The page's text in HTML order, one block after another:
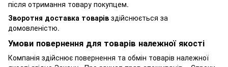
після отримання товару покупцем.
Зворотня доставка товарів здійснюється за
домовленістю.
Умови повернення для товарів належної якості
Компанія здійснює повернення та обмін товарів належної